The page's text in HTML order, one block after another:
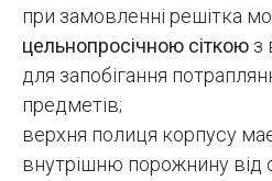
при замовленні решітка
цельнопросічною сіткою з
для запобігання
предметів;
верхня полиця корпусу
внутрішню порожнину від